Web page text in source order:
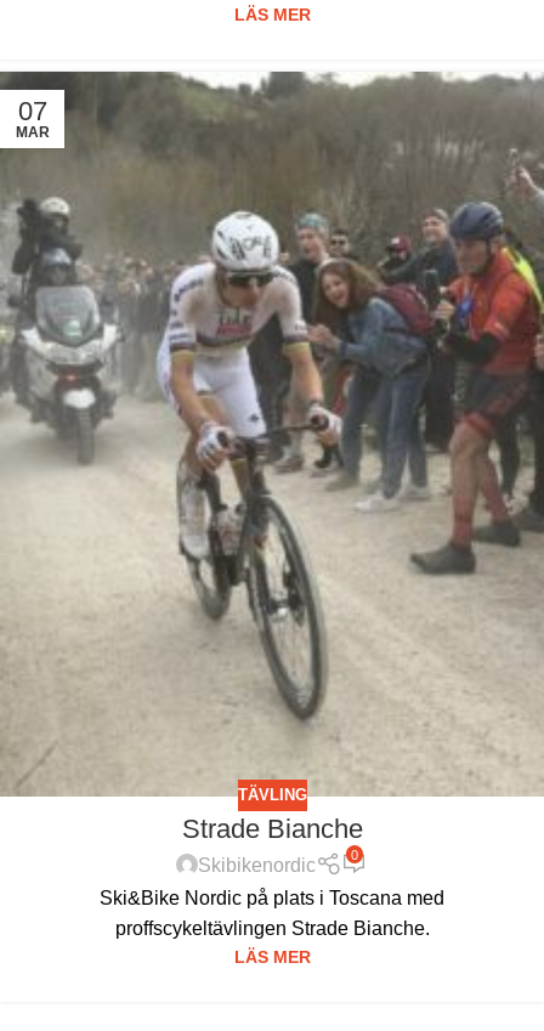
LÄS MER
07
MAR
TÄVLING
Strade Bianche
Skibikenordic
0
Ski&Bike Nordic på plats i Toscana med
proffscykeltävlingen Strade Bianche.
LÄS MER